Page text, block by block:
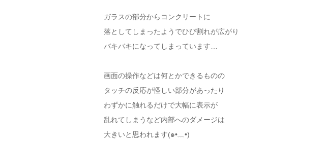
ガラスの部分からコンクリートに
落としてしまったようでひび割れが広がり
バキバキになってしまっています…
画面の操作などは何とかできるものの
タッチの反応が怪しい部分があったり
わずかに触れるだけで大幅に表示が
乱れてしまうなど内部へのダメージは
大きいと思われます(๑•﹏•)